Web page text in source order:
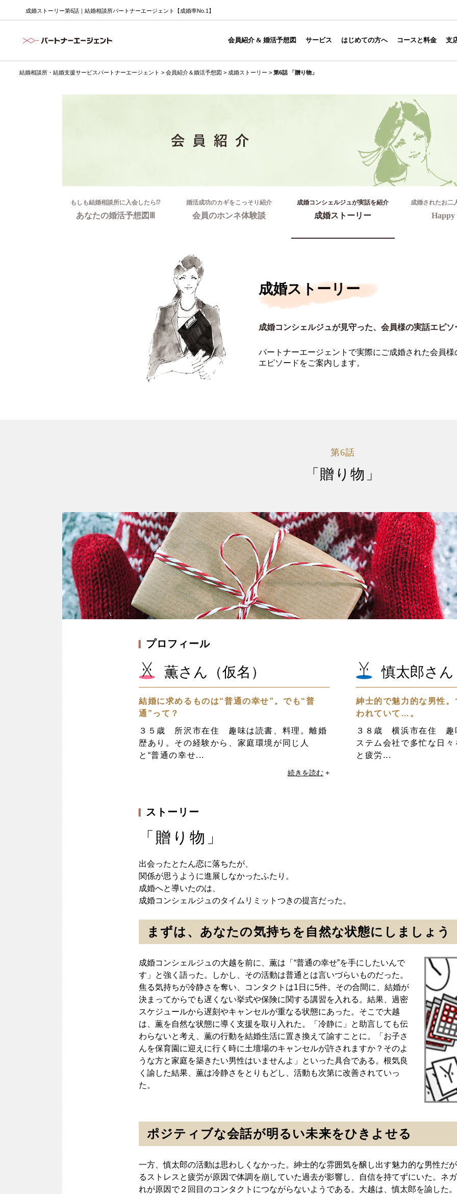
成婚ストーリー第6話｜結婚相談所パートナーエージェント【成婚率No.1】
会員紹介 & 婚活予想図 サービス はじめての方へ コースと料金 支
結婚相談所・結婚支援サービスパートナーエージェント > 会員紹介＆婚活予想図 > 成婚ストーリー > 第6話 「贈り物」
もしも結婚相談所に入会したら⁉
あなたの婚活予想図Ⅲ
婚活成功のカギをこっそり紹介
会員のホンネ体験談
成婚コンシェルジュが実話を紹介
成婚ストーリー
成婚されたお二
Happy
成婚ストーリー
成婚コンシェルジュが見守った、会員様の実話エピソ
パートナーエージェントで実際にご成婚された会員
エピソードをご案内します。
第6話
「贈り物」
プロフィール
薫さん（仮名）
結婚に求めるものは“普通の幸せ”。でも“普
通”って？
３５歳 所沢市在住 趣味は読書、料理。離婚
歴あり。その経験から、家庭環境が同じ人
と“普通の幸せ...
続きを読む +
慎太郎さ
紳士的で魅力的な男性
われていて…。
３８歳 横浜市在住 趣
ステム会社で多忙な日
と疲労...
ストーリー
「贈り物」
出会ったとたん恋に落ちたが、
関係が思うように進展しなかったふたり。
成婚へと導いたのは、
成婚コンシェルジュのタイムリミットつきの提言だった。
まずは、あなたの気持ちを自然な状態にしましょう
成婚コンシェルジュの大越を前に、薫は「“普通の幸せ”を手にしたいんで
す」と強く語った。しかし、その活動は普通とは言いづらいものだった。
焦る気持ちが冷静さを奪い、コンタクトは1日に5件。その合間に、結婚が
決まってからでも遅くない挙式や保険に関する講習を入れる。結果、過密
スケジュールから遅刻やキャンセルが重なる状態にあった。そこで大越
は、薫を自然な状態に導く支援を取り入れた。「冷静に」と助言しても伝
わらないと考え、薫の行動を結婚生活に置き換えて諭すことに。「お子さ
んを保育園に迎えに行く時に土壇場のキャンセルが許されますか？そのよ
うな方と家庭を築きたい男性はいませんよ」といった具合である。根気良
く諭した結果、薫は冷静さをとりもどし、活動も次第に改善されていっ
た。
ポジティブな会話が明るい未来をひきよせる
一方、慎太郎の活動は思わしくなかった。紳士的な雰囲気を醸し出す魅力的な男性だ
るストレスと疲労が原因で体調を崩していた過去が影響し、自信を持てずにいた。ネ
れが原因で２回目のコンタクトにつながらないようである。大越は、慎太郎を諭した